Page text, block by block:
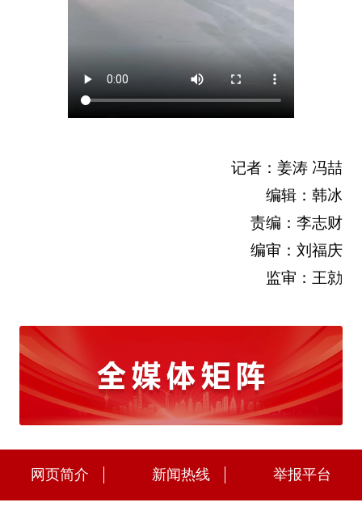
记者：姜涛 冯喆
编辑：韩冰
责编：李志财
编审：刘福庆
监审：王勍
网页简介 新闻热线 举报平台